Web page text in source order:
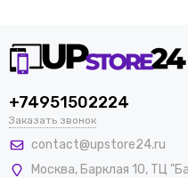
+74951502224
Заказать звонок
contact@upstore24.ru
Москва, Барклая 10, ТЦ